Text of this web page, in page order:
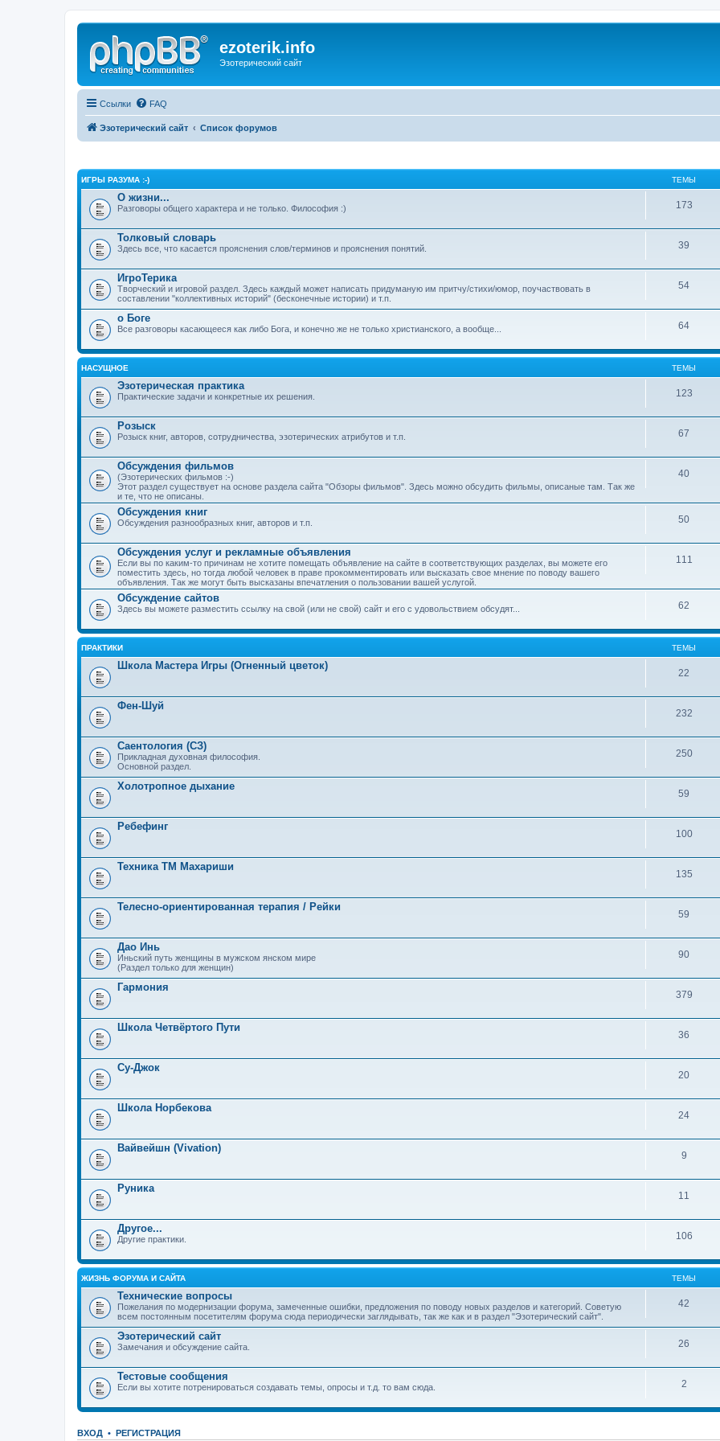
ezoterik.info
Эзотерический сайт
Ссылки FAQ
Эзотерический сайт Список форумов
ИГРЫ РАЗУМА :-) ТЕМЫ
О жизни...
Разговоры общего характера и не только. Философия :) 173
Толковый словарь
Здесь все, что касается прояснения слов/терминов и прояснения понятий. 39
ИгроТерика
Творческий и игровой раздел. Здесь каждый может написать придуманую им притчу/стихи/юмор, поучаствовать в
составлении "коллективных историй" (бесконечные истории) и т.п.
54
о Боге
Все разговоры касающееся как либо Бога, и конечно же не только христианского, а вообще... 64
НАСУЩНОЕ ТЕМЫ
Эзотерическая практика
Практические задачи и конкретные их решения. 123
Розыск
Розыск книг, авторов, сотрудничества, эзотерических атрибутов и т.п. 67
Обсуждения фильмов
(Эзотерических фильмов :-)
Этот раздел существует на основе раздела сайта "Обзоры фильмов". Здесь можно обсудить фильмы, описаные там. Так же
и те, что не описаны.
40
Обсуждения книг
Обсуждения разнообразных книг, авторов и т.п. 50
Обсуждения услуг и рекламные объявления
Если вы по каким-то причинам не хотите помещать объявление на сайте в соответствующих разделах, вы можете его
поместить здесь, но тогда любой человек в праве прокомментировать или высказать свое мнение по поводу вашего
объявления. Так же могут быть высказаны впечатления о пользовании вашей услугой.
111
Обсуждение сайтов
Здесь вы можете разместить ссылку на свой (или не свой) сайт и его с удовольствием обсудят... 62
ПРАКТИКИ ТЕМЫ
Школа Мастера Игры (Огненный цветок)
22
Фен-Шуй
232
Саентология (СЗ)
Прикладная духовная философия.
Основной раздел.
250
Холотропное дыхание
59
Ребефинг
100
Техника ТМ Махариши
135
Телесно-ориентированная терапия / Рейки
59
Дао Инь
Иньский путь женщины в мужском янском мире
(Раздел только для женщин)
90
Гармония
379
Школа Четвёртого Пути
36
Су-Джок
20
Школа Норбекова
24
Вайвейшн (Vivation)
9
Руника
11
Другое...
Другие практики. 106
ЖИЗНЬ ФОРУМА И САЙТА ТЕМЫ
Технические вопросы
Пожелания по модернизации форума, замеченные ошибки, предложения по поводу новых разделов и категорий. Советую
всем постоянным посетителям форума сюда периодически заглядывать, так же как и в раздел "Эзотерический сайт".
42
Эзотерический сайт
Замечания и обсуждение сайта. 26
Тестовые сообщения
Если вы хотите потренироваться создавать темы, опросы и т.д. то вам сюда. 2
ВХОД • РЕГИСТРАЦИЯ